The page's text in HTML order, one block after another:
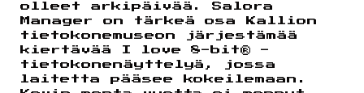
olleet arkipäivää. Salora
Manager on tärkeä osa Kallion
tietokonemuseon järjestämää
kiertävää I love 8-bit® -
tietokonenäyttelyä, jossa
laitetta pääsee kokeilemaan.